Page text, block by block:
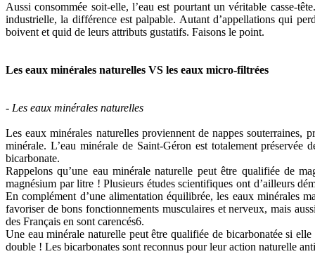
Aussi consommée soit-elle, l’eau est pourtant un véritable casse-
industrielle, la différence est palpable. Autant d’appellations qui
boivent et quid de leurs attributs gustatifs. Faisons le point.
Les eaux minérales naturelles VS les eaux micro-filtrées
- Les eaux minérales naturelles
Les eaux minérales naturelles proviennent de nappes
minérale. L’eau minérale de Saint-Géron est totalement
bicarbonate.
Rappelons qu’une eau minérale naturelle peut être qualifiée de
magnésium par litre ! Plusieurs études scientifiques ont d’ailleurs
En complément d’une alimentation équilibrée, les eaux minérales
favoriser de bons fonctionnements musculaires et nerveux, mais
des Français en sont carencés6.
Une eau minérale naturelle peut être qualifiée de bicarbonatée si
double ! Les bicarbonates sont reconnus pour leur action naturelle